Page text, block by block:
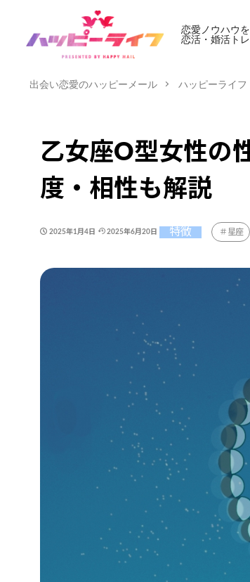
恋愛ノウハウ
恋活・婚活ト
出会い恋愛のハッピーメール ハッピーライフ
乙女座O型女性の
度・相性も解説
2025年1月4日 2025年6月20日 特徴 星座